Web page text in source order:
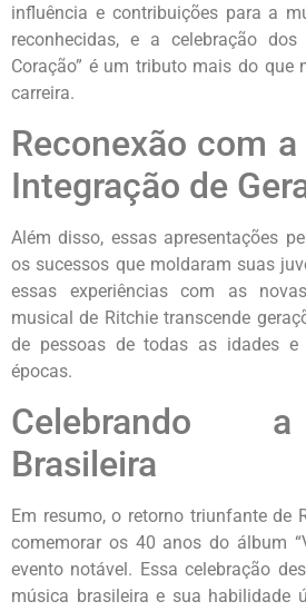
influência e contribuições para a
reconhecidas, e a celebração
Coração” é um tributo mais do que
carreira.
Reconexão com
Integração de
Além disso, essas apresentações
os sucessos que moldaram suas
essas experiências com as
musical de Ritchie transcende
de pessoas de todas as idades e
épocas.
Celebrando
Brasileira
Em resumo, o retorno triunfante de
comemorar os 40 anos do álbum
evento notável. Essa celebração
música brasileira e sua habilidade